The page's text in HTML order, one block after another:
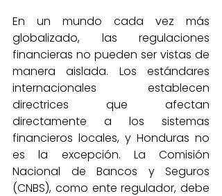
En un mundo cada vez más
globalizado, las regulaciones
financieras no pueden ser vistas de
manera aislada. Los estándares
internacionales establecen
directrices que afectan
directamente a los sistemas
financieros locales, y Honduras no
es la excepción. La Comisión
Nacional de Bancos y Seguros
(CNBS), como ente regulador, debe